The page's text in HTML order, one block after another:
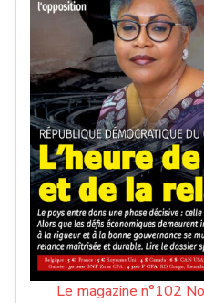
Le magazine n°102